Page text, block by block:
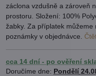
záclona vzdušně a zároveň
prostoru. Složení: 100%
žabky. Za příplatek
poznámky v objednávce.
cca 14 dní - po ověření
Doručíme dne: Pondělí